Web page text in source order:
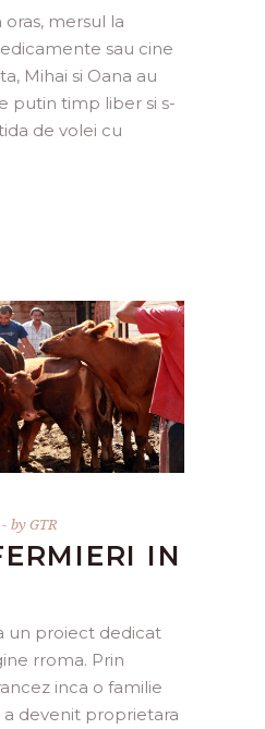
mersul la
sau cine
Mihai si Oana au
putin timp liber si s-
de volei cu
byGTR
IN
un proiect dedicat
rroma. Prin
inca o familie
devenit proprietara